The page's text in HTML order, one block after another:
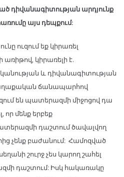
դիվանագիտության արդյունք
այս դեպքում:
ուզում եք կիրառել
կիրառելի է.
և դիվանագիտության
ճանապարհով
են պատերազմի միջոցով դա
որ մենք երբեք
դաշտում ծավալվող
չենք բաժանում: Համոզված
շուրջ չես կարող շահել
դաշտում: Իսկ հակառակը